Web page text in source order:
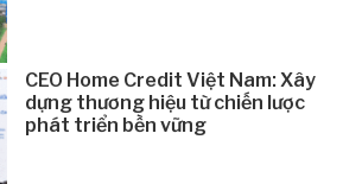
CEO Home Credit Việt Nam: Xây
dựng thương hiệu từ chiến lược
phát triển bền vững